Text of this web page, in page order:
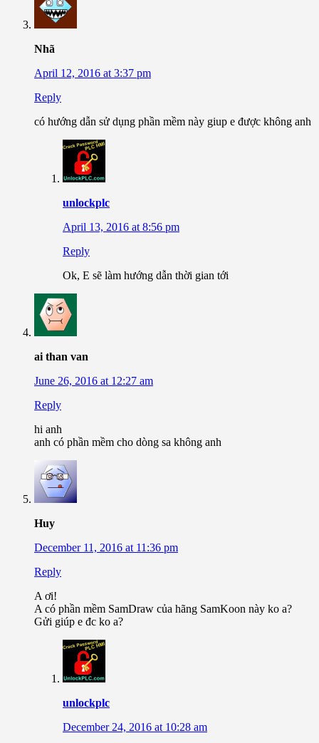
Nhã
April 12, 2016 at 3:37 pm
Reply
có hướng dẫn sử dụng phần mềm này giup e được không anh
unlockplc
April 13, 2016 at 8:56 pm
Reply
Ok, E sẽ làm hướng dẫn thời gian tới
ai than van
June 26, 2016 at 12:27 am
Reply
hi anh
anh có phần mềm cho dòng sa không anh
Huy
December 11, 2016 at 11:36 pm
Reply
A ơi!
A có phần mềm SamDraw của hãng SamKoon này ko a?
Gửi giúp e đc ko a?
unlockplc
December 24, 2016 at 10:28 am